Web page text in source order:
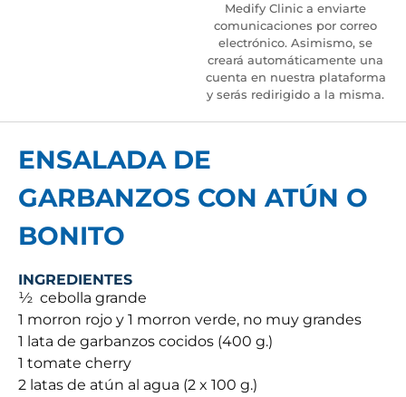
Medify Clinic a enviarte
comunicaciones por correo
electrónico. Asimismo, se
creará automáticamente una
cuenta en nuestra plataforma
y serás redirigido a la misma.
ENSALADA DE
GARBANZOS CON ATÚN O
BONITO
INGREDIENTES
½ cebolla grande
1 morron rojo y 1 morron verde, no muy grandes
1 lata de garbanzos cocidos (400 g.)
1 tomate cherry
2 latas de atún al agua (2 x 100 g.)